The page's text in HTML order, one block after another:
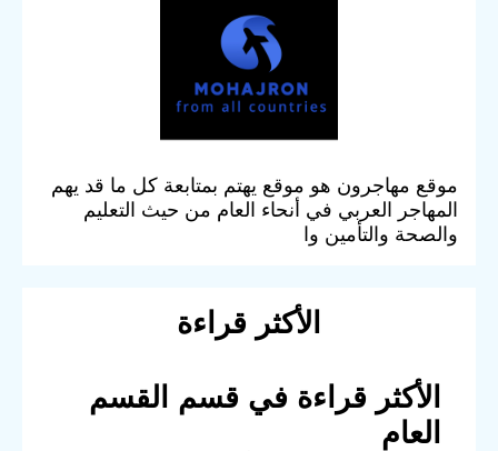
موقع مهاجرون هو موقع يهتم بمتابعة كل ما قد يهم
المهاجر العربي في أنحاء العام من حيث التعليم
والصحة والتأمين وا
الأكثر قراءة
الأكثر قراءة في قسم القسم
العام